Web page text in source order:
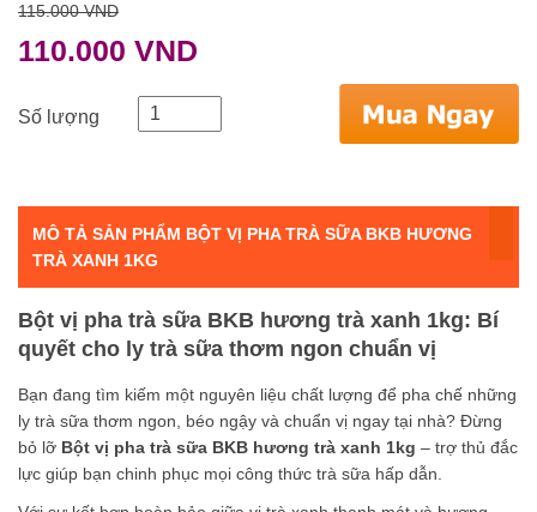
115.000 VND
110.000 VND
Số lượng
MÔ TẢ SẢN PHẨM BỘT VỊ PHA TRÀ SỮA BKB HƯƠNG
TRÀ XANH 1KG
Bột vị pha trà sữa BKB hương trà xanh 1kg: Bí
quyết cho ly trà sữa thơm ngon chuẩn vị
Bạn đang tìm kiếm một nguyên liệu chất lượng để pha chế những
ly trà sữa thơm ngon, béo ngậy và chuẩn vị ngay tại nhà? Đừng
bỏ lỡ Bột vị pha trà sữa BKB hương trà xanh 1kg – trợ thủ đắc
lực giúp bạn chinh phục mọi công thức trà sữa hấp dẫn.